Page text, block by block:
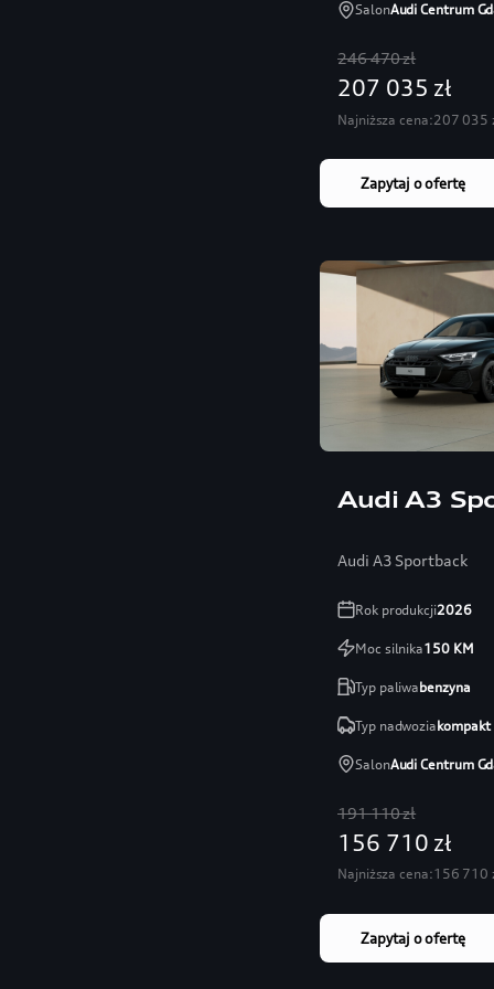
SalonAudi Centrum
246 470 zł
207 035 zł
Najniższa cena:207 035
Zapytaj o ofertę
Audi A3
Audi A3 Sportback
Rok produkcji2026
Moc silnika150KM
Typ paliwabenzyna
Typ nadwoziakompakt
SalonAudi Centrum
191 110 zł
156 710 zł
Najniższa cena:156 710
Zapytaj o ofertę